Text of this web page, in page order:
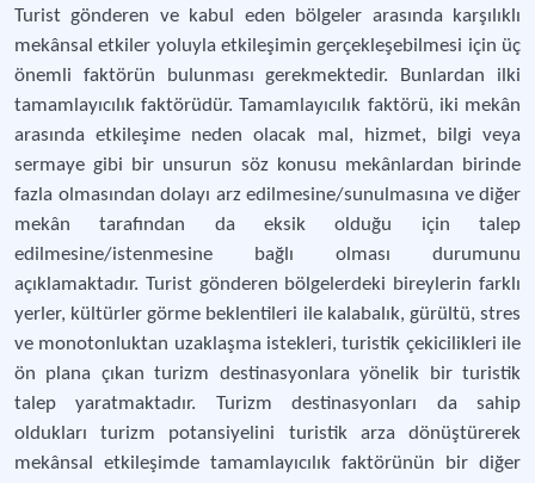
Turist gönderen ve kabul eden bölgeler arasında karşılıklı
mekânsal etkiler yoluyla etkileşimin gerçekleşebilmesi için üç
önemli faktörün bulunması gerekmektedir. Bunlardan ilki
tamamlayıcılık faktörüdür. Tamamlayıcılık faktörü, iki mekân
arasında etkileşime neden olacak mal, hizmet, bilgi veya
sermaye gibi bir unsurun söz konusu mekânlardan birinde
fazla olmasından dolayı arz edilmesine/sunulmasına ve diğer
mekân tarafından da eksik olduğu için talep
edilmesine/istenmesine bağlı olması durumunu
açıklamaktadır. Turist gönderen bölgelerdeki bireylerin farklı
yerler, kültürler görme beklentileri ile kalabalık, gürültü, stres
ve monotonluktan uzaklaşma istekleri, turistik çekicilikleri ile
ön plana çıkan turizm destinasyonlara yönelik bir turistik
talep yaratmaktadır. Turizm destinasyonları da sahip
oldukları turizm potansiyelini turistik arza dönüştürerek
mekânsal etkileşimde tamamlayıcılık faktörünün bir diğer